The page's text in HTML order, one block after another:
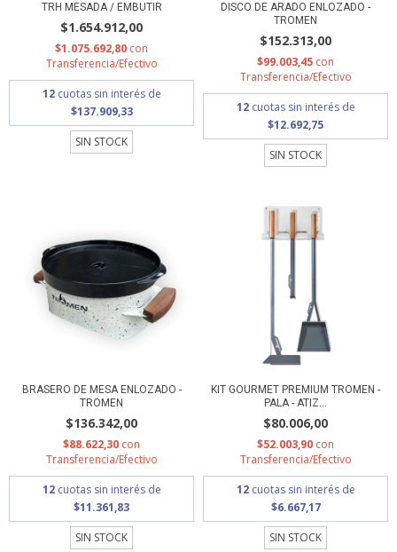
TRH MESADA / EMBUTIR
$1.654.912,00
$1.075.692,80 con
Transferencia/Efectivo
12 cuotas sin interés de
$137.909,33
SIN STOCK
DISCO DE ARADO ENLOZADO -
TROMEN
$152.313,00
$99.003,45 con
Transferencia/Efectivo
12 cuotas sin interés de
$12.692,75
SIN STOCK
BRASERO DE MESA ENLOZADO -
TROMEN
$136.342,00
$88.622,30 con
Transferencia/Efectivo
12 cuotas sin interés de
$11.361,83
SIN STOCK
KIT GOURMET PREMIUM TROMEN -
PALA - ATIZ...
$80.006,00
$52.003,90 con
Transferencia/Efectivo
12 cuotas sin interés de
$6.667,17
SIN STOCK